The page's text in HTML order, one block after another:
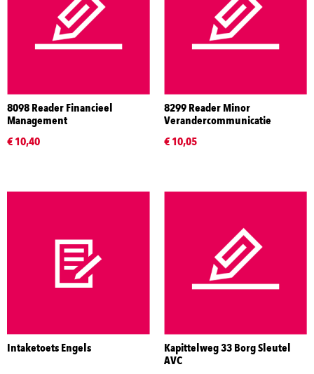
8098 Reader Financieel
Management
€ 10,40
8299 Reader Minor
Verandercommunicatie
€ 10,05
Intaketoets Engels
Kapittelweg 33 Borg Sleutel
AVC